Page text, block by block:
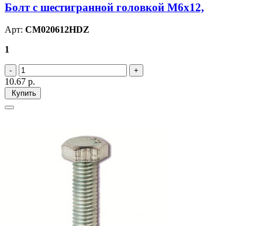
Болт с шестигранной головкой М6х12,
Арт: CM020612HDZ
1
10.67 р.
Купить